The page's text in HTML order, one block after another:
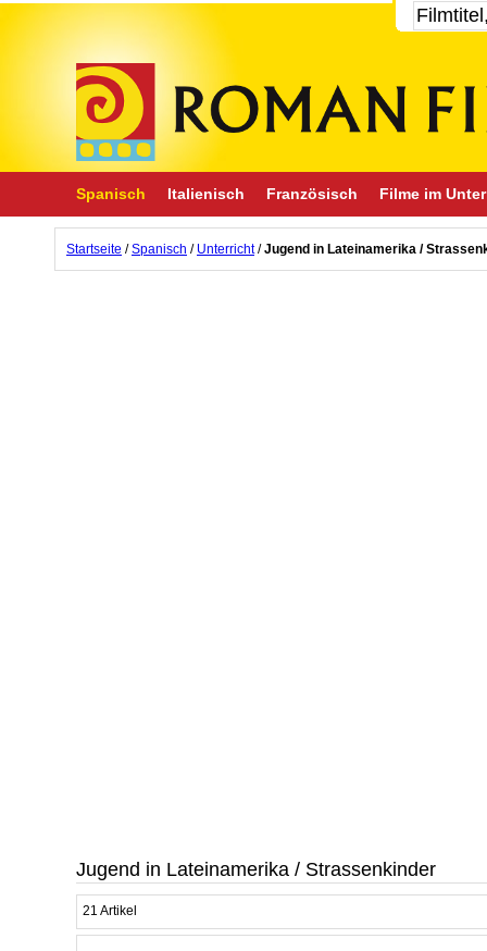
Spanisch Italienisch Französisch Filme im
Startseite /Spanisch / Unterricht /Jugend in Lateinamerika /
Jugend in Lateinamerika / Strassenkinder
21 Artikel